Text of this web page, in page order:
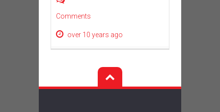
Comments
over 10 years ago